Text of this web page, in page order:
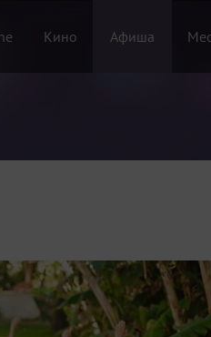
Кино Афиша